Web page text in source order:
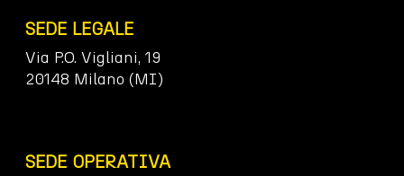
SEDE LEGALE
Via P.O. Vigliani, 19
20148 Milano (MI)
SEDE OPERATIVA